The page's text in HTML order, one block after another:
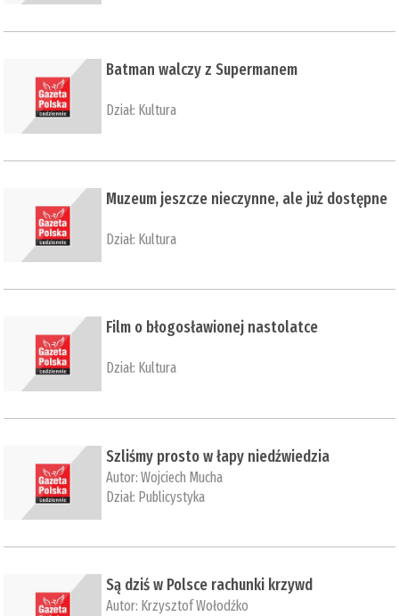
Batman walczy z Supermanem
Dział: Kultura
Muzeum jeszcze nieczynne, ale już dostępne
Dział: Kultura
Film o błogosławionej nastolatce
Dział: Kultura
Szliśmy prosto w łapy niedźwiedzia
Autor:Wojciech Mucha
Dział: Publicystyka
Są dziś w Polsce rachunki krzywd
Autor: Krzysztof Wołodźko